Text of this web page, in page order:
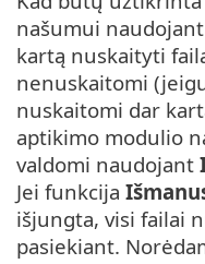
našumui
kartą nuskaityti
nenuskaitomi
nuskaitomi dar
aptikimo modulio
valdomi naudojant
Jei funkcija
išjungta, visi failai
pasiekiant.